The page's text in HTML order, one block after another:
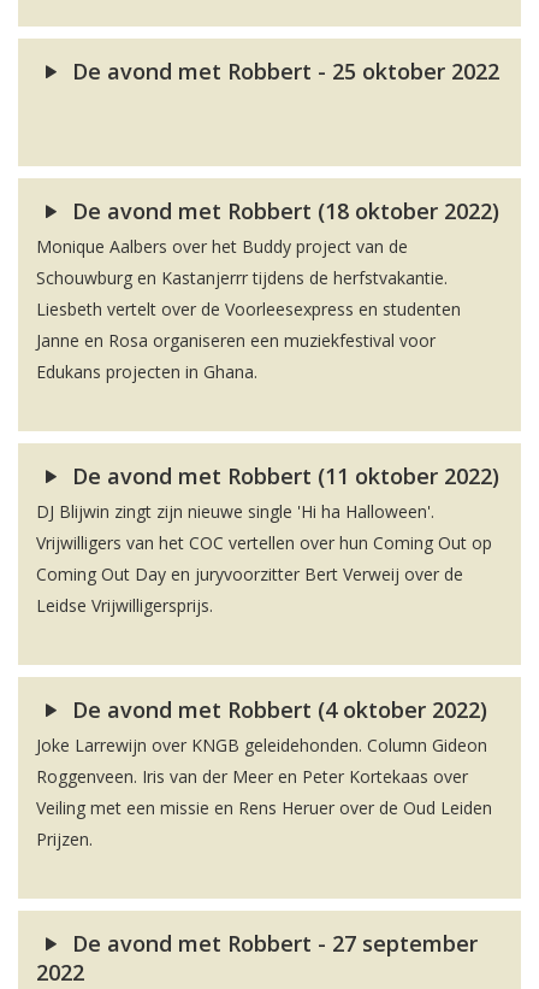
De avond met Robbert - 25 oktober 2022
De avond met Robbert (18 oktober 2022)
Monique Aalbers over het Buddy project van de
Schouwburg en Kastanjerrr tijdens de herfstvakantie.
Liesbeth vertelt over de Voorleesexpress en studenten
Janne en Rosa organiseren een muziekfestival voor
Edukans projecten in Ghana.
De avond met Robbert (11 oktober 2022)
DJ Blijwin zingt zijn nieuwe single 'Hi ha Halloween'.
Vrijwilligers van het COC vertellen over hun Coming Out op
Coming Out Day en juryvoorzitter Bert Verweij over de
Leidse Vrijwilligersprijs.
De avond met Robbert (4 oktober 2022)
Joke Larrewijn over KNGB geleidehonden. Column Gideon
Roggenveen. Iris van der Meer en Peter Kortekaas over
Veiling met een missie en Rens Heruer over de Oud Leiden
Prijzen.
De avond met Robbert - 27 september
2022